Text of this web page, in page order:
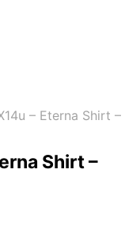
– Eterna Shirt –
Shirt –